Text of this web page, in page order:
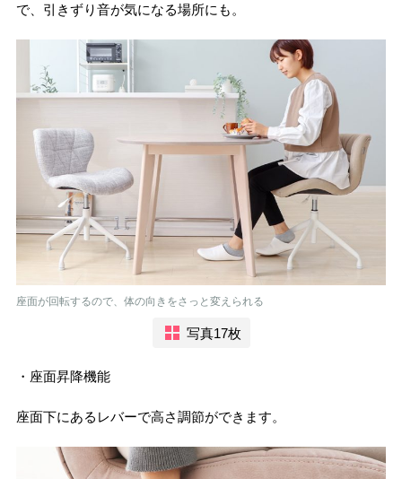
で、引きずり音が気になる場所にも。
座面が回転するので、体の向きをさっと変えられる
写真17枚
・座面昇降機能
座面下にあるレバーで高さ調節ができます。